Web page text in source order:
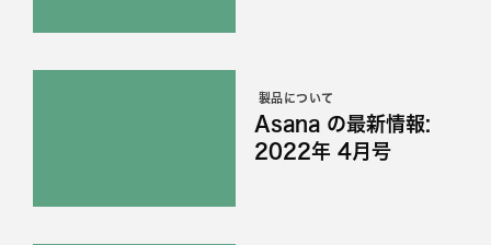
製品について
Asana の最新情報:
2022年 4月号